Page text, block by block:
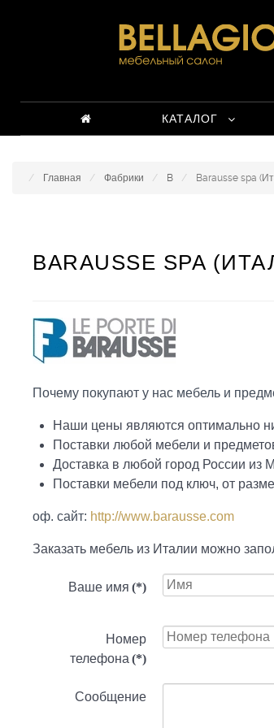
КАТАЛОГ
Главная Фабрики B Barausse spa
BARAUSSE SPA
Почему покупают у нас мебель и
Наши цены являются оптимально
Поставки любой мебели и
Доставка в любой город России из
Поставки мебели под ключ, от
оф. сайт: http://www.barausse.com
Заказать мебель из Италии можно
Ваше имя (*)
Номер
телефона (*)
Сообщение